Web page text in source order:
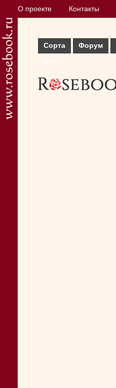
О проекте Контакты
Сорта
Форум